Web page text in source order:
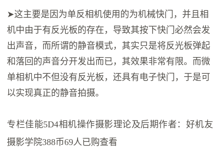
➤这主要是因为单反相机使用的为机械快门，并且相
机中由于有反光板的存在，导致其按下快门必然会发
出声音，而所谓的静音模式，其实只是将反光板弹起
和落回的声音分开发出而已，其效果非常有限。而微
单相机中不但没有反光板，还具有电子快门，于是可
以实现真正的静音拍摄。
专栏佳能5D4相机操作摄影理论及后期作者：好机友
摄影学院388币69人已购查看